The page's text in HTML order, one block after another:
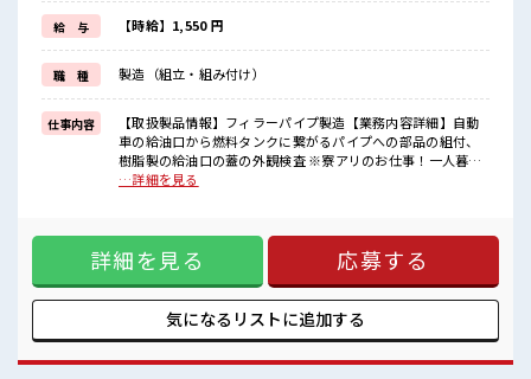
≪モチベーションもUP≫
派手過ぎなければ髪型や髪色自由♪
(規定有)≪機能的な制服アリ≫
制服があるので、
毎日の服装の悩み解消♪
≪収入アップを目指せる≫
高時給だらけの派遣のお仕事です！
■職場の雰囲気
髪型にこだわりのあるアナタは必見！
職場にはロッカー完備！
私物の置きすぎには注意が必要ですね★
給 与 【時給】1,550 円
職 種 製造（組立・組み付け）
仕事内容
【取扱製品情報】フィラーパイプ製造【業務内容詳細】自動
車の給油口から燃料タンクに繋がるパイプへの部品の組付、
樹脂製の給油口の蓋の外観検査 ※寮アリのお仕事！一人暮ら
しスタートにもピッタリ♪ ■お仕事PR ≪寮で住込みで働こう
なくお給料に残業代を上乗せ≫ 残業は月20時間未満で、 ほど
よく稼げます♪ ≪モチベーションもUP≫ 派手過ぎなければ髪
型や髪色自由♪ (規定有)≪機能的な制服アリ≫ 制服があるの
で、 毎日の服装の悩み解消♪ ≪収入アップを目指せる≫ 高時
給だらけの派遣のお仕事です！ ■職場の雰囲気 髪型にこだわ
りのあるアナタは必見！ 髪型自由な職場！ 一息つける休憩ス
には注意が必要ですね★
…詳細を見る
詳細を見る 応募する
気になるリストに追加する